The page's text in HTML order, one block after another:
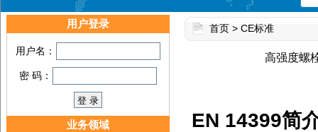
用户登录
用户名：
密 码：
业务领域
首页 > CE标准
高强度螺
EN 14399简